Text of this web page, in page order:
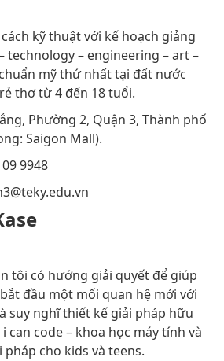
kỹ thuật với kế hoạch giảng
technology – engineering – art –
mỹ thứ nhất tại đất nước
thơ từ 4 đến 18 tuổi.
Phường 2, Quận 3, Thành phố
Saigon Mall).
9948
tôi có hướng giải quyết để giúp
đầu một mối quan hệ mới với
suy nghĩ thiết kế giải pháp hữu
can code – khoa học máy tính và
cho kids và teens.